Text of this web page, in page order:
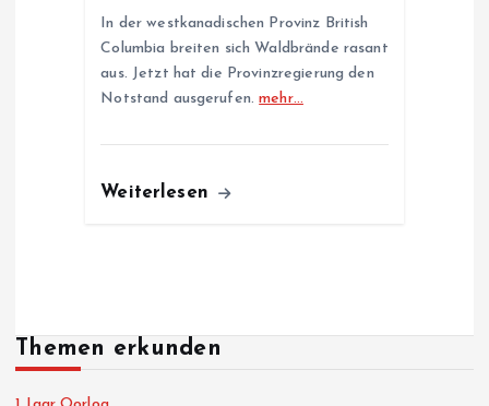
In der westkanadischen Provinz British
Columbia breiten sich Waldbrände rasant
aus. Jetzt hat die Provinzregierung den
Notstand ausgerufen.mehr…
Weiterlesen
Themen erkunden